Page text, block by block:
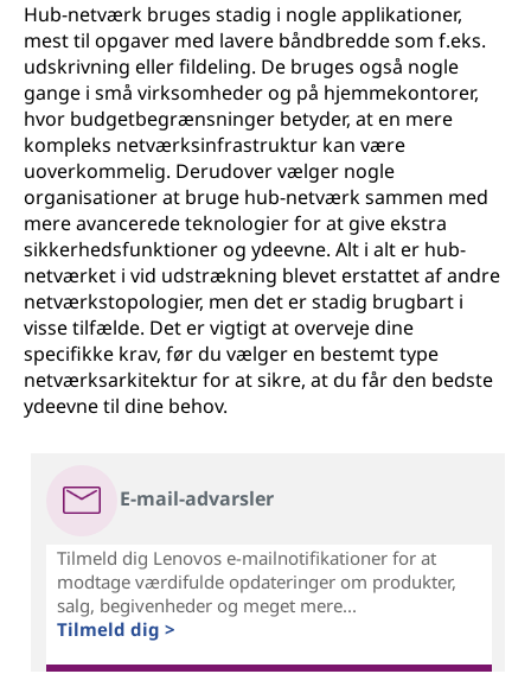
Hub-netværk bruges stadig i nogle applikationer,
mest til opgaver med lavere båndbredde som f.eks.
udskrivning eller fildeling. De bruges også nogle
gange i små virksomheder og på hjemmekontorer,
hvor budgetbegrænsninger betyder, at en mere
kompleks netværksinfrastruktur kan være
uoverkommelig. Derudover vælger nogle
organisationer at bruge hub-netværk sammen med
mere avancerede teknologier for at give ekstra
sikkerhedsfunktioner og ydeevne. Alt i alt er hub-
netværket i vid udstrækning blevet erstattet af andre
netværkstopologier, men det er stadig brugbart i
visse tilfælde. Det er vigtigt at overveje dine
specifikke krav, før du vælger en bestemt type
netværksarkitektur for at sikre, at du får den bedste
ydeevne til dine behov.
E-mail-advarsler
Tilmeld dig Lenovos e-mailnotifikationer for at
modtage værdifulde opdateringer om produkter,
salg, begivenheder og meget mere...
Tilmeld dig >